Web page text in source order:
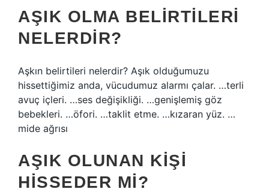
AŞIK OLMA BELIRTILERI
NELERDIR?
Aşkın belirtileri nelerdir? Aşık olduğumuzu
hissettiğimiz anda, vücudumuz alarmı çalar. …terli
avuç içleri. …ses değişikliği. …genişlemiş göz
bebekleri. …öfori. …taklit etme. …kızaran yüz. …
mide ağrısı
AŞIK OLUNAN KIŞI
HISSEDER MI?